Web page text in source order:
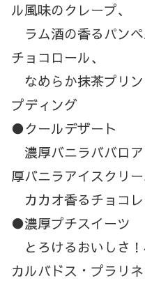
ル風味のクレープ、
ラム酒の香るパン
チョコロール、
なめらか抹茶プリ
プディング
●クールデザート
濃厚バニラババロ
厚バニラアイスクリー
カカオ香るチョコ
●濃厚プチスイーツ
とろけるおいしさ！
カルバドス・プラリネ